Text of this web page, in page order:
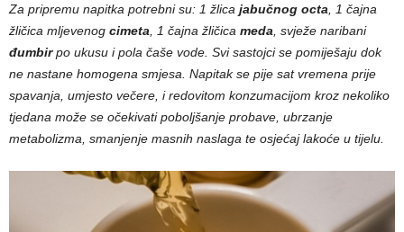
Za pripremu napitka potrebni su: 1 žlica jabučnog octa , 1 čajna
žličica mljevenog cimeta , 1 čajna žličica meda , svježe naribani
đumbirpo ukusu i pola čaše vode. Svi sastojci se pomiješaju dok
ne nastane homogena smjesa. Napitak se pije sat vremena prije
spavanja, umjesto večere, i redovitom konzumacijom kroz nekoliko
tjedana može se očekivati poboljšanje probave, ubrzanje
metabolizma, smanjenje masnih naslaga te osjećaj lakoće u tijelu.